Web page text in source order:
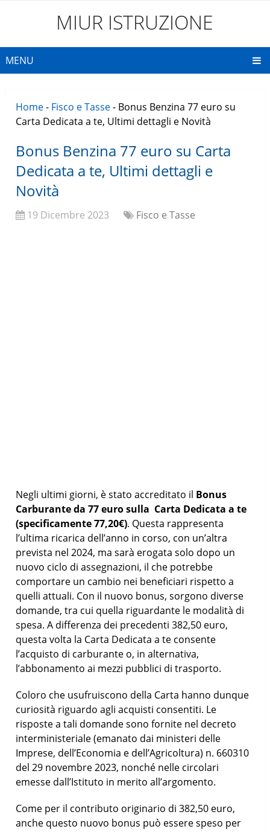
MIUR ISTRUZIONE
MENU
Home- Fisco e Tasse- Bonus Benzina 77 euro su
Carta Dedicata a te, Ultimi dettagli e Novità
Bonus Benzina 77 euro su Carta
Dedicata a te, Ultimi dettagli e
Novità
19 Dicembre 2023 Fisco e Tasse
Negli ultimi giorni, è stato accreditato il Bonus
Carburante da 77 euro sulla Carta Dedicata a te
(specificamente 77,20€). Questa rappresenta
l’ultima ricarica dell’anno in corso, con un’altra
prevista nel 2024, ma sarà erogata solo dopo un
nuovo ciclo di assegnazioni, il che potrebbe
comportare un cambio nei beneficiari rispetto a
quelli attuali. Con il nuovo bonus, sorgono diverse
domande, tra cui quella riguardante le modalità di
spesa. A differenza dei precedenti 382,50 euro,
questa volta la Carta Dedicata a te consente
l’acquisto di carburante o, in alternativa,
l’abbonamento ai mezzi pubblici di trasporto.
Coloro che usufruiscono della Carta hanno dunque
curiosità riguardo agli acquisti consentiti. Le
risposte a tali domande sono fornite nel decreto
interministeriale (emanato dai ministeri delle
Imprese, dell’Economia e dell’Agricoltura) n. 660310
del 29 novembre 2023, nonché nelle circolari
emesse dall’Istituto in merito all’argomento.
Come per il contributo originario di 382,50 euro,
anche questo nuovo bonus può essere speso per